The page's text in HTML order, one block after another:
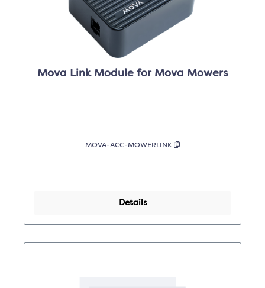
Mova Link Module for Mova Mowers
MOVA-ACC-MOWERLINK
Details